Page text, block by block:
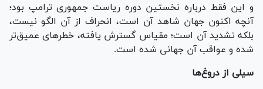
و این فقط درباره نخستین دوره ریاست جمهوری ترامپ بود؛
آنچه اکنون جهان شاهد آن است، انحراف از آن الگو نیست،
بلکه تشدید آن است؛ مقیاس گسترش یافته، خطرهای عمیق‌تر
شده و عواقب آن جهانی شده است.
سیلی از دروغ‌ها